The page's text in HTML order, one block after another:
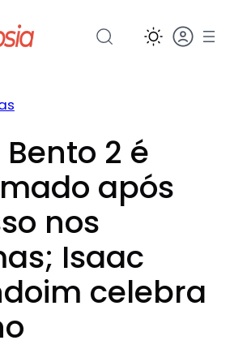
2 é
após
nos
Isaac
celebra